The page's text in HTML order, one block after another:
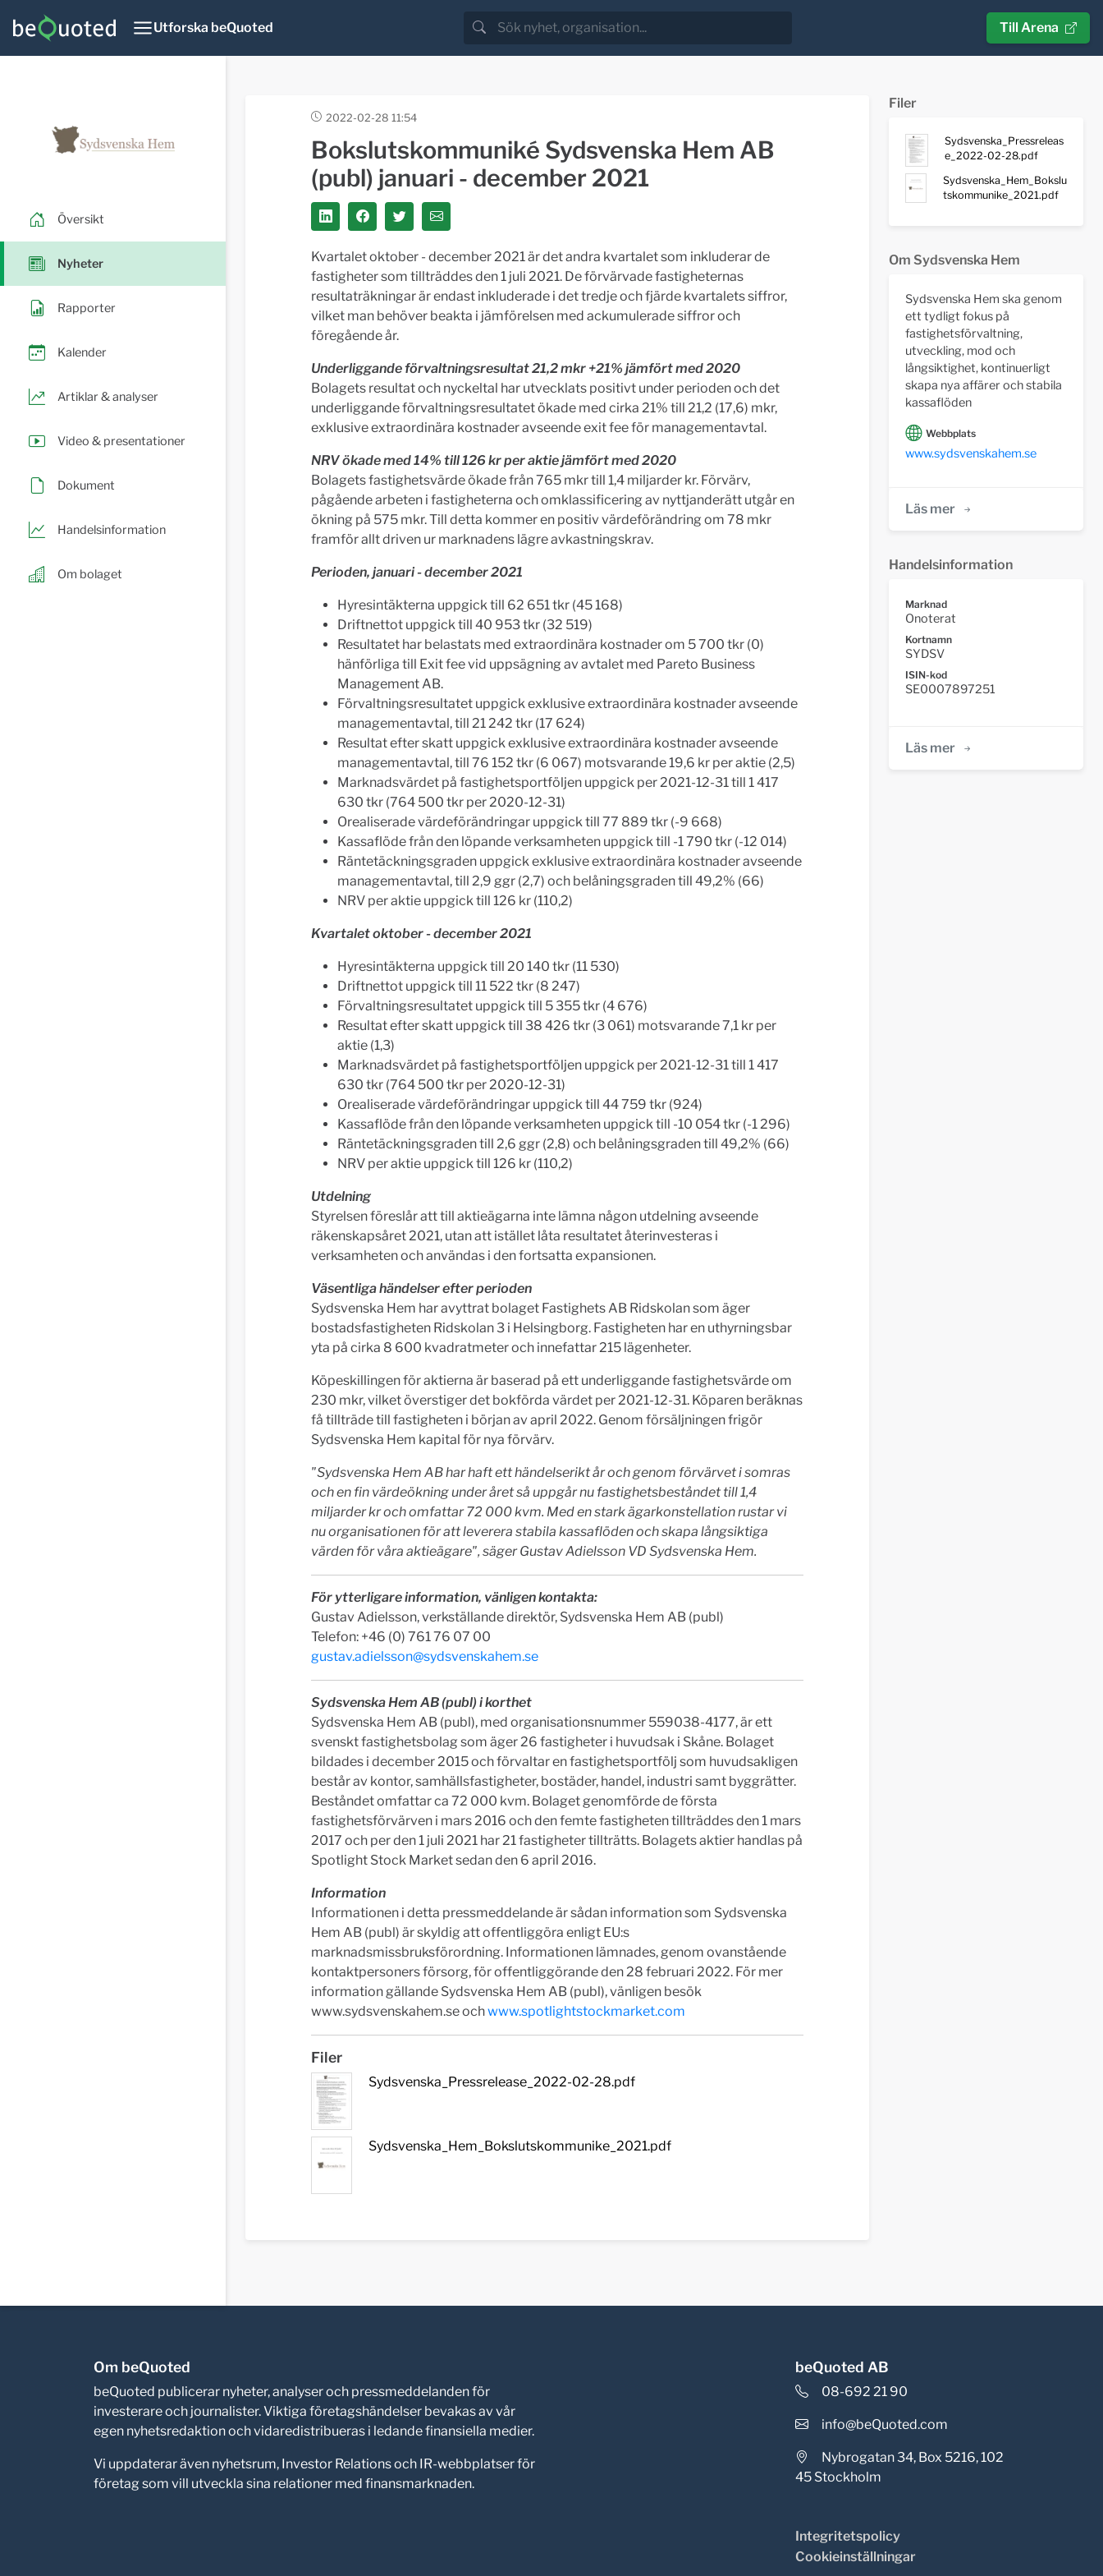
Utforska beQuoted Till Arena
Översikt
Nyheter
Rapporter
Kalender
Artiklar & analyser
Video & presentationer
Dokument
Handelsinformation
Om bolaget
2022-02-28 11:54
Bokslutskommuniké Sydsvenska Hem AB
(publ) januari - december 2021
Kvartalet oktober - december 2021 är det andra kvartalet som inkluderar de
fastigheter som tillträddes den 1 juli 2021. De förvärvade fastigheternas
resultaträkningar är endast inkluderade i det tredje och fjärde kvartalets siffror,
vilket man behöver beakta i jämförelsen med ackumulerade siffror och
föregående år.
Underliggande förvaltningsresultat 21,2 mkr +21% jämfört med 2020
Bolagets resultat och nyckeltal har utvecklats positivt under perioden och det
underliggande förvaltningsresultatet ökade med cirka 21% till 21,2 (17,6) mkr,
exklusive extraordinära kostnader avseende exit fee för managementavtal.
NRV ökade med 14% till 126 kr per aktie jämfört med 2020
Bolagets fastighetsvärde ökade från 765 mkr till 1,4 miljarder kr. Förvärv,
pågående arbeten i fastigheterna och omklassificering av nyttjanderätt utgår en
ökning på 575 mkr. Till detta kommer en positiv värdeförändring om 78 mkr
framför allt driven ur marknadens lägre avkastningskrav.
Perioden, januari - december 2021
Hyresintäkterna uppgick till 62 651 tkr (45 168)
Driftnettot uppgick till 40 953 tkr (32 519)
Resultatet har belastats med extraordinära kostnader om 5 700 tkr (0)
hänförliga till Exit fee vid uppsägning av avtalet med Pareto Business
Management AB.
Förvaltningsresultatet uppgick exklusive extraordinära kostnader avseende
managementavtal, till 21 242 tkr (17 624)
Resultat efter skatt uppgick exklusive extraordinära kostnader avseende
managementavtal, till 76 152 tkr (6 067) motsvarande 19,6 kr per aktie (2,5)
Marknadsvärdet på fastighetsportföljen uppgick per 2021-12-31 till 1 417
630 tkr (764 500 tkr per 2020-12-31)
Orealiserade värdeförändringar uppgick till 77 889 tkr (-9 668)
Kassaflöde från den löpande verksamheten uppgick till -1 790 tkr (-12 014)
Räntetäckningsgraden uppgick exklusive extraordinära kostnader avseende
managementavtal, till 2,9 ggr (2,7) och belåningsgraden till 49,2% (66)
NRV per aktie uppgick till 126 kr (110,2)
Kvartalet oktober - december 2021
Hyresintäkterna uppgick till 20 140 tkr (11 530)
Driftnettot uppgick till 11 522 tkr (8 247)
Förvaltningsresultatet uppgick till 5 355 tkr (4 676)
Resultat efter skatt uppgick till 38 426 tkr (3 061) motsvarande 7,1 kr per
aktie (1,3)
Marknadsvärdet på fastighetsportföljen uppgick per 2021-12-31 till 1 417
630 tkr (764 500 tkr per 2020-12-31)
Orealiserade värdeförändringar uppgick till 44 759 tkr (924)
Kassaflöde från den löpande verksamheten uppgick till -10 054 tkr (-1 296)
Räntetäckningsgraden till 2,6 ggr (2,8) och belåningsgraden till 49,2% (66)
NRV per aktie uppgick till 126 kr (110,2)
Utdelning
Styrelsen föreslår att till aktieägarna inte lämna någon utdelning avseende
räkenskapsåret 2021, utan att istället låta resultatet återinvesteras i
verksamheten och användas i den fortsatta expansionen.
Väsentliga händelser efter perioden
Sydsvenska Hem har avyttrat bolaget Fastighets AB Ridskolan som äger
bostadsfastigheten Ridskolan 3 i Helsingborg. Fastigheten har en uthyrningsbar
yta på cirka 8 600 kvadratmeter och innefattar 215 lägenheter.
Köpeskillingen för aktierna är baserad på ett underliggande fastighetsvärde om
230 mkr, vilket överstiger det bokförda värdet per 2021-12-31. Köparen beräknas
få tillträde till fastigheten i början av april 2022. Genom försäljningen frigör
Sydsvenska Hem kapital för nya förvärv.
"Sydsvenska Hem AB har haft ett händelserikt år och genom förvärvet i somras
och en fin värdeökning under året så uppgår nu fastighetsbeståndet till 1,4
miljarder kr och omfattar 72 000 kvm. Med en stark ägarkonstellation rustar vi
nu organisationen för att leverera stabila kassaflöden och skapa långsiktiga
värden för våra aktieägare", säger Gustav Adielsson VD Sydsvenska Hem.
För ytterligare information, vänligen kontakta:
Gustav Adielsson, verkställande direktör, Sydsvenska Hem AB (publ)
Telefon: +46 (0) 761 76 07 00
gustav.adielsson@sydsvenskahem.se
Sydsvenska Hem AB (publ) i korthet
Sydsvenska Hem AB (publ), med organisationsnummer 559038-4177, är ett
svenskt fastighetsbolag som äger 26 fastigheter i huvudsak i Skåne. Bolaget
bildades i december 2015 och förvaltar en fastighetsportfölj som huvudsakligen
består av kontor, samhällsfastigheter, bostäder, handel, industri samt byggrätter.
Beståndet omfattar ca 72 000 kvm. Bolaget genomförde de första
fastighetsförvärven i mars 2016 och den femte fastigheten tillträddes den 1 mars
2017 och per den 1 juli 2021 har 21 fastigheter tillträtts. Bolagets aktier handlas på
Spotlight Stock Market sedan den 6 april 2016.
Information
Informationen i detta pressmeddelande är sådan information som Sydsvenska
Hem AB (publ) är skyldig att offentliggöra enligt EU:s
marknadsmissbruksförordning. Informationen lämnades, genom ovanstående
kontaktpersoners försorg, för offentliggörande den 28 februari 2022. För mer
information gällande Sydsvenska Hem AB (publ), vänligen besök
www.sydsvenskahem.se ochwww.spotlightstockmarket.com
Filer
Sydsvenska_Pressrelease_2022-02-28.pdf
Sydsvenska_Hem_Bokslutskommunike_2021.pdf
Filer
Sydsvenska_Pressreleas
e_2022-02-28.pdf
Sydsvenska_Hem_Bokslu
tskommunike_2021.pdf
Om Sydsvenska Hem
Sydsvenska Hem ska genom
ett tydligt fokus på
fastighetsförvaltning,
utveckling, mod och
långsiktighet, kontinuerligt
skapa nya affärer och stabila
kassaflöden
Webbplats
www.sydsvenskahem.se
Läs mer
Handelsinformation
Marknad
Onoterat
Kortnamn
SYDSV
ISIN-kod
SE0007897251
Läs mer
Om beQuoted
beQuoted publicerar nyheter, analyser och pressmeddelanden för
investerare och journalister. Viktiga företagshändelser bevakas av vår
egen nyhetsredaktion och vidaredistribueras i ledande finansiella medier.
Vi uppdaterar även nyhetsrum, Investor Relations och IR-webbplatser för
företag som vill utveckla sina relationer med finansmarknaden.
beQuoted AB
08-692 21 90
info@beQuoted.com
Nybrogatan 34, Box 5216, 102
45 Stockholm
Integritetspolicy
Cookieinställningar